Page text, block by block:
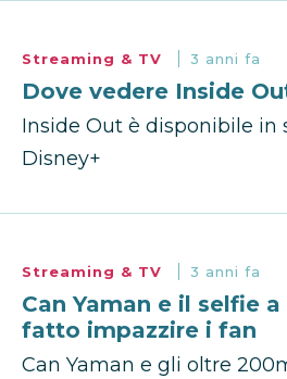
Streaming & TV 3 anni fa
Dove vedere Inside
Inside Out è disponibile in
Disney+
Streaming & TV 3 anni fa
Can Yaman e il selfie
fatto impazzire i fan
Can Yaman e gli oltre